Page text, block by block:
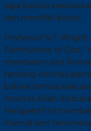
lupa bahwa
dan memiliki batas.
Professor N.T.
Faithfulness of
mendalam dari Roma
tentang otoritas
bahwa semua
otoritas Allah. Ini
Perspektif ini
memahami